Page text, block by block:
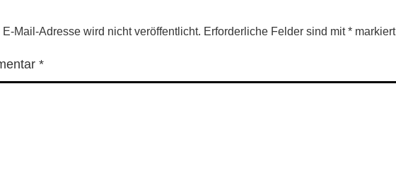
E-Mail-Adresse wird nicht veröffentlicht. Erforderliche Felder sind mit* markiert
*